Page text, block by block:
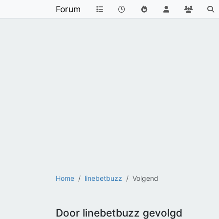
Forum
Home linebetbuzz Volgend
Door linebetbuzz gevolgd